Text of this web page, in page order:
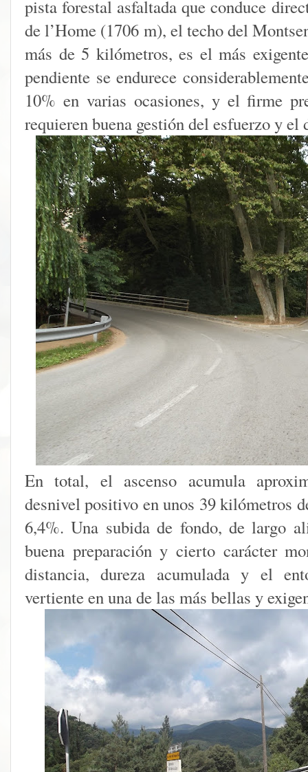
pista forestal asfaltada que conduce
de l’Home (1706 m), el techo del
más de 5 kilómetros, es el más
pendiente se endurece
10% en varias ocasiones, y el firme
requieren buena gestión del esfuerzo y el
En total, el ascenso acumula
desnivel positivo en unos 39 kilómetros
6,4%. Una subida de fondo, de largo
buena preparación y cierto carácter
distancia, dureza acumulada y el
vertiente en una de las más bellas y